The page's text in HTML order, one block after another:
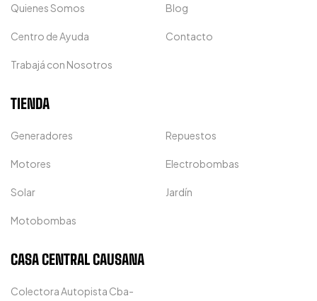
Quienes Somos Blog
Centro de Ayuda Contacto
Trabajá con Nosotros
TIENDA
Generadores Repuestos
Motores Electrobombas
Solar Jardín
Motobombas
CASA CENTRAL CAUSANA
Colectora Autopista Cba-